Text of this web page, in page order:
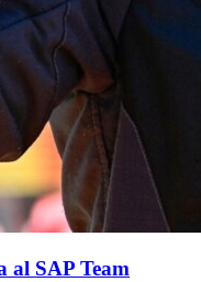
al SAP Team